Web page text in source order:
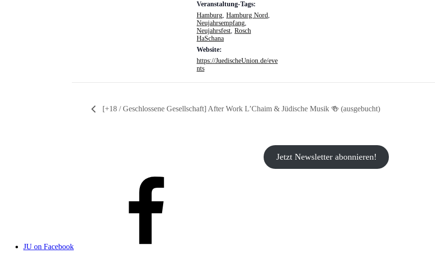
Veranstaltung-Tags:
Hamburg, Hamburg Nord,
Neujahrsempfang,
Neujahrsfest, Rosch
HaSchana
Website:
https://JuedischeUnion.de/eve
nts
[+18 / Geschlossene Gesellschaft] After Work L’Chaim & Jüdische Musik 🍻 (ausgebucht)
Jetzt Newsletter abonnieren!
JU on Facebook